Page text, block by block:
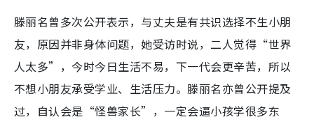
滕丽名曾多次公开表示，与丈夫是有共识选择不生小朋
友，原因并非身体问题，她受访时说，二人觉得“世界
人太多”，今时今日生活不易，下一代会更辛苦，所以
不想小朋友承受学业、生活压力。滕丽名亦曾公开提及
过，自认会是“怪兽家长”，一定会逼小孩学很多东